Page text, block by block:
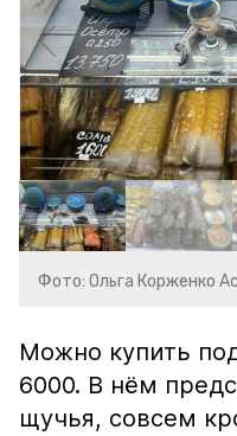
Фото: Ольга Корженко
Можно купить
6000. В нём
щучья, совсем